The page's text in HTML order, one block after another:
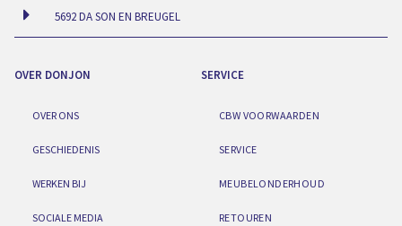
5692 DA SON EN BREUGEL
OVER DONJON
OVER ONS
GESCHIEDENIS
WERKEN BIJ
SOCIALE MEDIA
SERVICE
CBW VOORWAARDEN
SERVICE
MEUBELONDERHOUD
RETOUREN